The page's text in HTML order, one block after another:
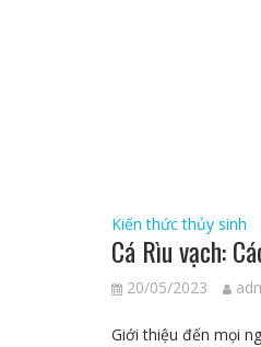
Kiến thức thủy sinh
Cá Rìu vạch:
20/05/2023
Giới thiệu đến mọi